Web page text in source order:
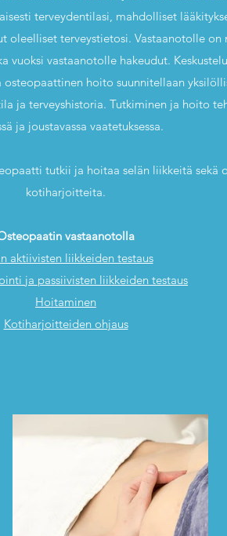
terveydentilasi, mahdolliset
oleelliset terveystietosi. Vastaanotolle on
vuoksi vastaanotolle hakeudut.
hoito suunnitellaan
ja terveyshistoria. Tutkiminen ja hoito
ja joustavassa vaatetuksessa.
tutkii ja hoitaa selän liikkeitä sekä
kotiharjoitteita.
vastaanotolla
aktiivisten liikkeiden testaus
ja passiivisten liikkeiden testaus
Hoitaminen
Kotiharjoitteiden ohjaus